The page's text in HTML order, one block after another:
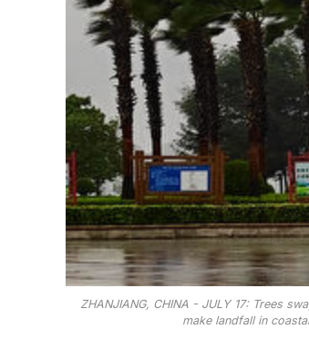
ZHANJIANG, CHINA - JULY 17: Trees
make landfall in